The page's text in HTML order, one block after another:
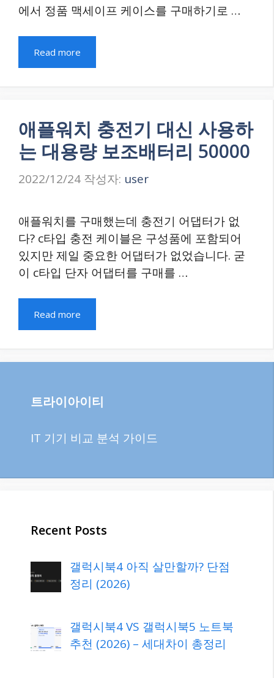
에서 정품 맥세이프 케이스를 구매하기로 …
Read more
애플워치 충전기 대신 사용하
는 대용량 보조배터리 50000
2022/12/24 작성자: user
애플워치를 구매했는데 충전기 어댑터가 없
다? c타입 충전 케이블은 구성품에 포함되어
있지만 제일 중요한 어댑터가 없었습니다. 굳
이 c타입 단자 어댑터를 구매를 …
Read more
트라이아이티
IT 기기 비교 분석 가이드
Recent Posts
갤럭시북4 아직 살만할까? 단점
정리 (2026)
갤럭시북4 VS 갤럭시북5 노트북
추천 (2026) – 세대차이 총정리